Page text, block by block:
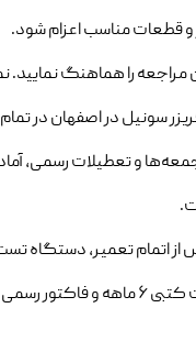
و قطعات مناسب اعزام شود.
مراجعه را هماهنگ نمایید.
سونیل در اصفهان در
و تعطیلات رسمی،
از اتمام تعمیر، دستگاه
شده و با ضمانت کتبی ۶ ماهه و